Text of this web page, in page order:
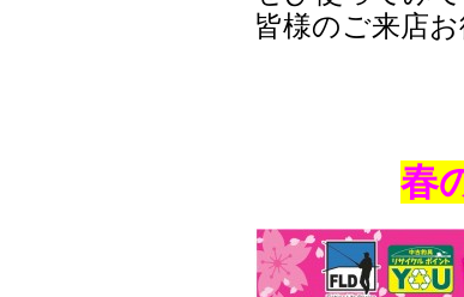
皆様のご来店
春